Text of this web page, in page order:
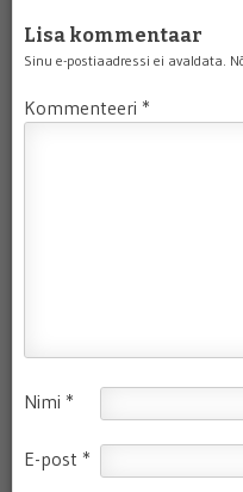
Lisa kommentaar
Sinu e-postiaadressi ei avaldata.
Kommenteeri *
Nimi *
E-post *